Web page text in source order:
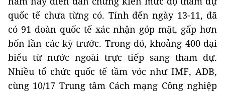
quốc tế chưa từng có. Tính đến ngày 13-11, đã
có 91 đoàn quốc tế xác nhận góp mặt, gấp hơn
bốn lần các kỳ trước. Trong đó, khoảng 400 đại
biểu từ nước ngoài trực tiếp sang tham dự.
Nhiều tổ chức quốc tế tầm vóc như IMF, ADB,
cùng 10/17 Trung tâm Cách mạng Công nghiệp